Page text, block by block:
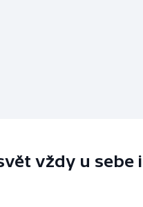
vždy u sebe